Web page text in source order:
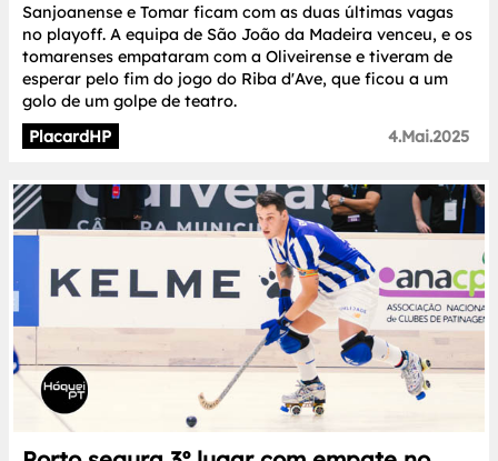
Sanjoanense e Tomar ficam com as duas últimas vagas
no playoff. A equipa de São João da Madeira venceu, e os
tomarenses empataram com a Oliveirense e tiveram de
esperar pelo fim do jogo do Riba d'Ave, que ficou a um
golo de um golpe de teatro.
PlacardHP
4.Mai.2025